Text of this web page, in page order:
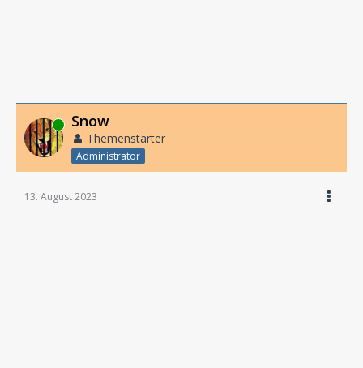
Online Snow
Themenstarter
Administrator
13. August 2023